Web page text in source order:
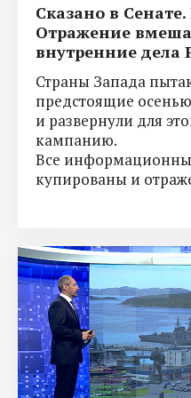
Сказано в
Отражение
внутренние дела
Страны Запада
предстоящие
и развернули для
кампанию.
Все
купированы и